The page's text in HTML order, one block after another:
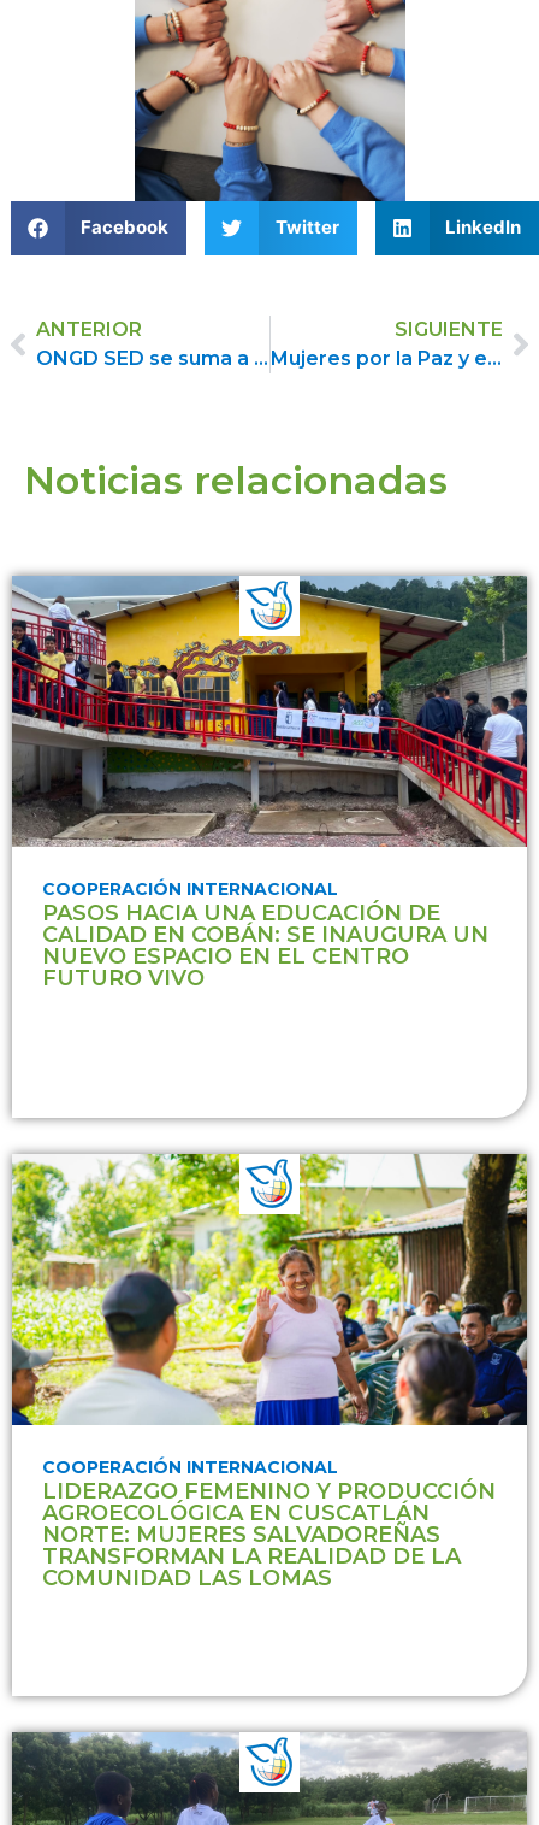
Facebook Twitter LinkedIn
ANTERIOR
ONGD SED se suma a la Coordinadora de ONGs de Castilla-La Mancha
SIGUIENTE
Mujeres por la Paz y el Desarme
Noticias relacionadas
COOPERACIÓN INTERNACIONAL
PASOS HACIA UNA EDUCACIÓN DE
CALIDAD EN COBÁN: SE INAUGURA UN
NUEVO ESPACIO EN EL CENTRO
FUTURO VIVO
COOPERACIÓN INTERNACIONAL
LIDERAZGO FEMENINO Y PRODUCCIÓN
AGROECOLÓGICA EN CUSCATLÁN
NORTE: MUJERES SALVADOREÑAS
TRANSFORMAN LA REALIDAD DE LA
COMUNIDAD LAS LOMAS